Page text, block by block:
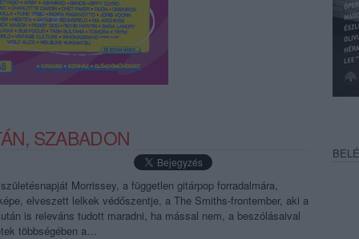
SZABADON
Morrissey, a független gitárpop forradalmára,
elveszett lelkek védőszentje, a The Smiths-frontember, aki a
is releváns tudott maradni, ha mással nem, a beszólásaival
többségében a…